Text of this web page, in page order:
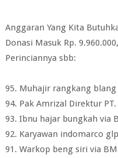
Anggaran Yang Kita
Donasi Masuk Rp.
Perinciannya sbb:
95. Muhajir rangkang blang
94. Pak Amrizal Direktur
93. Ibnu hajar bungkah via
92. Karyawan indomarco
91. Warkop beng siri via